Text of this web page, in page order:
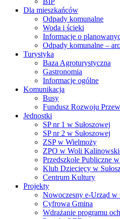
Dla mieszkańców
Odpady komunalne
Woda i ścieki
Informacje o
Odpady komunalne –
Turystyka
Baza Agroturystyczna
Gastronomia
Informacje ogólne
Komunikacja
Busy
Fundusz Rozwoju
Jednostki
SP nr 1 w Sułoszowej
SP nr 2 w Sułoszowej
ZSP w Wielmoży
ZPO w Woli
Przedszkole Publiczne
Klub Dziecięcy w
Centrum Kultury
Projekty
Nowoczesny e-Urząd w
Cyfrowa Gmina
Wdrażanie programu